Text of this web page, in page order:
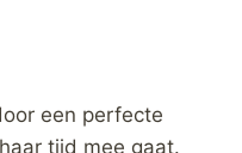
een perfecte
tijd mee gaat.